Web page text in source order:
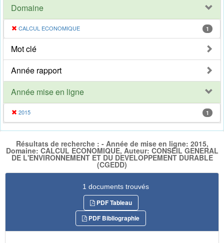
Domaine
CALCUL ECONOMIQUE 1
Mot clé
Année rapport
Année mise en ligne
2015 1
Résultats de recherche : - Année de mise en ligne: 2015,
Domaine: CALCUL ECONOMIQUE, Auteur: CONSEIL GENERAL
DE L'ENVIRONNEMENT ET DU DEVELOPPEMENT DURABLE
(CGEDD)
1 documents trouvés
PDF Tableau
PDF Bibliographie